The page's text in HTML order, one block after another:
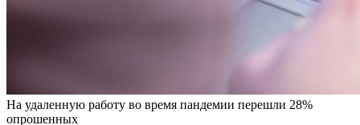
На удаленную работу во время пандемии перешли 28%
опрошенных